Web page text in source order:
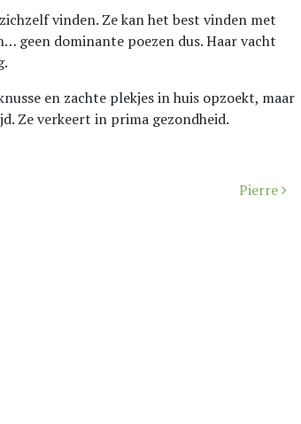
vinden. Ze kan het best vinden met
geen dominante poezen dus. Haar vacht
en zachte plekjes in huis opzoekt, maar
Ze verkeert in prima gezondheid.
Pierre